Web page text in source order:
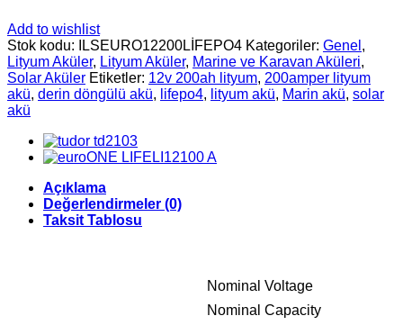
Add to wishlist
Stok kodu:
ILSEURO12200LİFEPO4 Kategoriler: Genel ,
Lityum Aküler, Lityum Aküler, Marine ve Karavan Aküleri,
Solar Aküler Etiketler: 12v 200ah lityum, 200amper lityum
akü, derin döngülü akü, lifepo4, lityum akü, Marin akü, solar
akü
Açıklama
Değerlendirmeler (0)
Taksit Tablosu
Nominal Voltage
Nominal Capacity